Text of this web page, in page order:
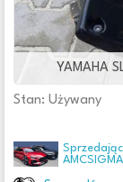
Lokalizacja
YAMAHA
Stan: Używany
AMCSIGMA